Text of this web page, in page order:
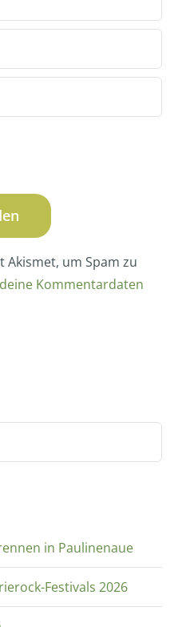
Akismet, um Spam zu
Kommentardaten
in Paulinenaue
Festivals 2026